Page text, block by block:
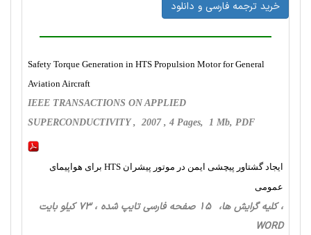
خرید ترجمه فارسی و دانلود
Safety Torque Generation in HTS Propulsion Motor for General
Aviation Aircraft
IEEE TRANSACTIONS ON APPLIED
SUPERCONDUCTIVITY , 2007 , 4 Pages, 1 Mb, PDF
ایجاد گشتاور پیچشی ایمن در موتور پیشران HTS برای هواپیمای
عمومی
، کلیه گرایش ها، 15 صفحه فارسی تایپ شده ، 73 کیلو بایت
WORD